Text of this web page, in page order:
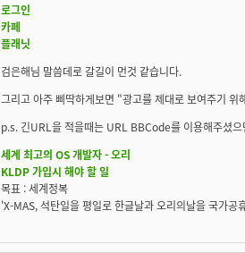
로그인
카페
플래닛
검은해님 말씀데로 갈길이 먼것 같습니다.
그리고 아주 삐딱하게보면 "광고를 제대로 보여주기
p.s. 긴URL을 적을때는 URL BBCode를 이용해주셨으
세계 최고의 OS 개발자 - 오리
KLDP 가입시 해야 할 일
목표 : 세계정복
'X-MAS, 석탄일을 평일로 한글날과 오리의날을 국가공